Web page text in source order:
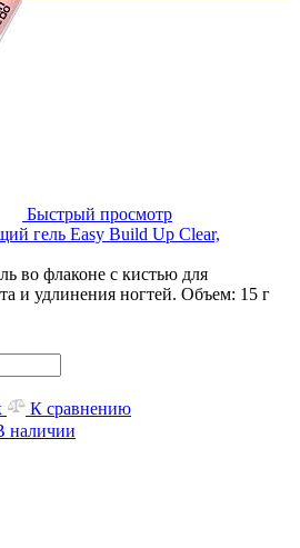
Быстрый просмотр
гель Easy Build Up Clear,
во флаконе с кистью для
и удлинения ногтей. Объем: 15 г
К сравнению
наличии